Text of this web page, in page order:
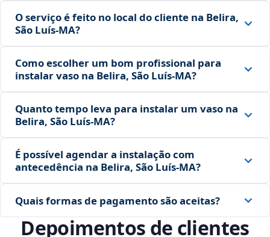
O serviço é feito no local do cliente na Belira,
São Luís‑MA?
Como escolher um bom profissional para
instalar vaso na Belira, São Luís‑MA?
Quanto tempo leva para instalar um vaso na
Belira, São Luís‑MA?
É possível agendar a instalação com
antecedência na Belira, São Luís‑MA?
Quais formas de pagamento são aceitas?
Depoimentos de clientes